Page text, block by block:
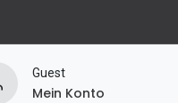
Guest
Mein Konto